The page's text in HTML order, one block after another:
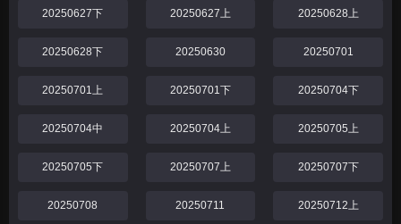
20250627下 20250627上 20250628上
20250628下 20250630 20250701
20250701上 20250701下 20250704下
20250704中 20250704上 20250705上
20250705下 20250707上 20250707下
20250708 20250711 20250712上